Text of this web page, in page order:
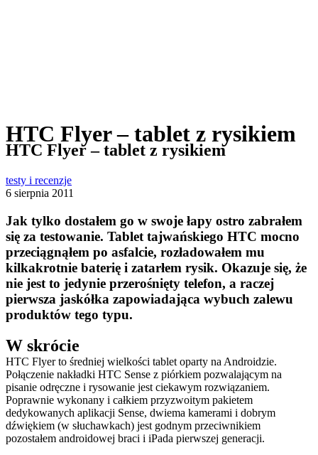
HTC Flyer – tablet z rysikiem
HTC Flyer – tablet z rysikiem
testy i recenzje
6 sierpnia 2011
Jak tylko dostałem go w swoje łapy ostro zabrałem
się za testowanie. Tablet tajwańskiego HTC mocno
przeciągnąłem po asfalcie, rozładowałem mu
kilkakrotnie baterię i zatarłem rysik. Okazuje się, że
nie jest to jedynie przerośnięty telefon, a raczej
pierwsza jaskółka zapowiadająca wybuch zalewu
produktów tego typu.
W skrócie
HTC Flyer to średniej wielkości tablet oparty na Androidzie.
Połączenie nakładki HTC Sense z piórkiem pozwalającym na
pisanie odręczne i rysowanie jest ciekawym rozwiązaniem.
Poprawnie wykonany i całkiem przyzwoitym pakietem
dedykowanych aplikacji Sense, dwiema kamerami i dobrym
dźwiękiem (w słuchawkach) jest godnym przeciwnikiem
pozostałem androidowej braci i iPada pierwszej generacji.